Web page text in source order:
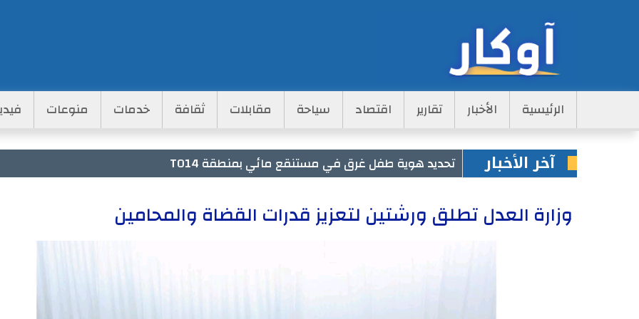
Main
Navigation
الرئيسية الأخبار تقارير اقتصاد سياحة مقابلات ثقافة خدمات منوعات
آخر الأخبار تحديد هوية طفل غرق في مستنقع مائي بمنطقة TO14
وزارة العدل تطلق ورشتين لتعزيز قدرات القضاة والمحامين